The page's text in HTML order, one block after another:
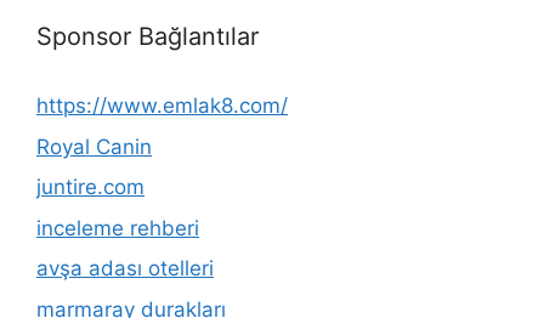
Sponsor Bağlantılar
https://www.emlak8.com/
Royal Canin
juntire.com
inceleme rehberi
avşa adası otelleri
marmaray durakları